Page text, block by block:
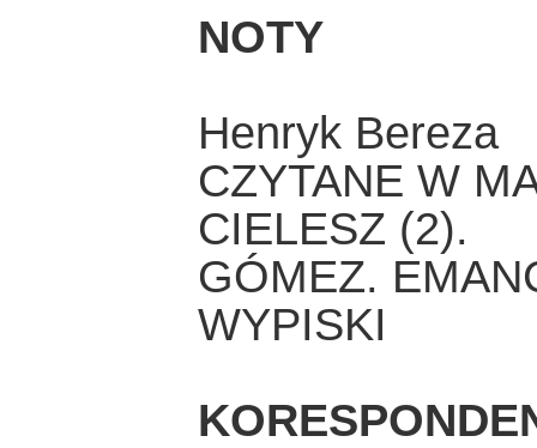
NOTY
Henryk Bereza
CZYTANE W
CIELESZ (2).
GÓMEZ.
WYPISKI